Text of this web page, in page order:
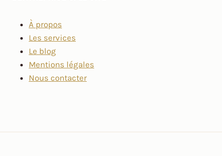
À propos
Les services
Le blog
Mentions légales
Nous contacter